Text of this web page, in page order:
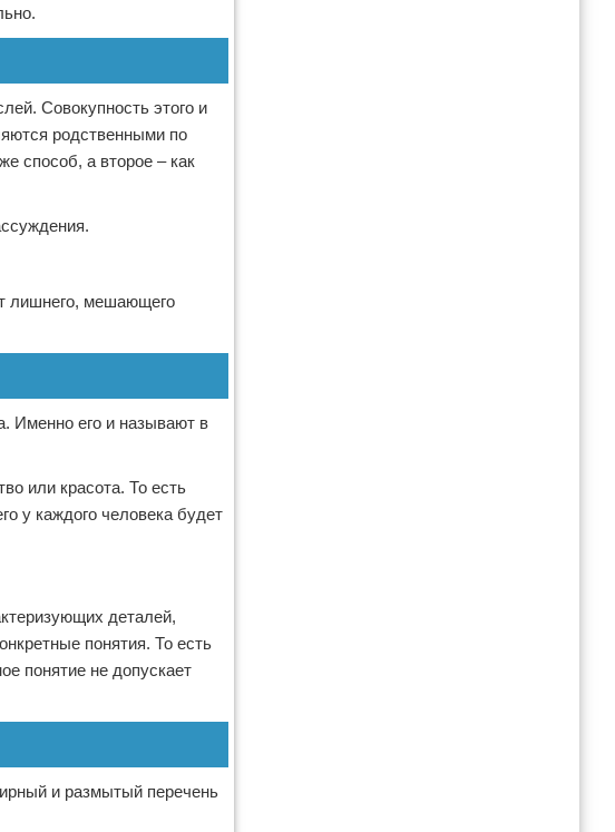
Совокупность этого и
родственными по
способ, а второе – как
лишнего, мешающего
Именно его и называют в
или красота. То есть
у каждого человека будет
деталей,
понятия. То есть
понятие не допускает
и размытый перечень